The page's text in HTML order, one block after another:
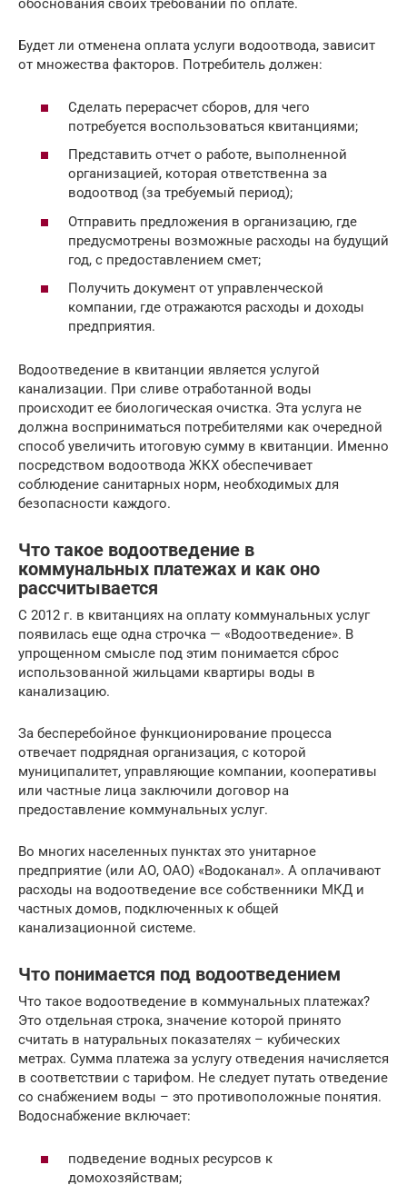
обоснования своих требований по оплате.
Будет ли отменена оплата услуги водоотвода, зависит
от множества факторов. Потребитель должен:
Сделать перерасчет сборов, для чего
потребуется воспользоваться квитанциями;
Представить отчет о работе, выполненной
организацией, которая ответственна за
водоотвод (за требуемый период);
Отправить предложения в организацию, где
предусмотрены возможные расходы на будущий
год, с предоставлением смет;
Получить документ от управленческой
компании, где отражаются расходы и доходы
предприятия.
Водоотведение в квитанции является услугой
канализации. При сливе отработанной воды
происходит ее биологическая очистка. Эта услуга не
должна восприниматься потребителями как очередной
способ увеличить итоговую сумму в квитанции. Именно
посредством водоотвода ЖКХ обеспечивает
соблюдение санитарных норм, необходимых для
безопасности каждого.
Что такое водоотведение в
коммунальных платежах и как оно
рассчитывается
С 2012 г. в квитанциях на оплату коммунальных услуг
появилась еще одна строчка — «Водоотведение». В
упрощенном смысле под этим понимается сброс
использованной жильцами квартиры воды в
канализацию.
За бесперебойное функционирование процесса
отвечает подрядная организация, с которой
муниципалитет, управляющие компании, кооперативы
или частные лица заключили договор на
предоставление коммунальных услуг.
Во многих населенных пунктах это унитарное
предприятие (или АО, ОАО) «Водоканал». А оплачивают
расходы на водоотведение все собственники МКД и
частных домов, подключенных к общей
канализационной системе.
Что понимается под водоотведением
Что такое водоотведение в коммунальных платежах?
Это отдельная строка, значение которой принято
считать в натуральных показателях – кубических
метрах. Сумма платежа за услугу отведения начисляется
в соответствии с тарифом. Не следует путать отведение
со снабжением воды – это противоположные понятия.
Водоснабжение включает:
подведение водных ресурсов к
домохозяйствам;